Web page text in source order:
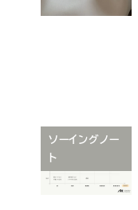
ソーイングノー
ト